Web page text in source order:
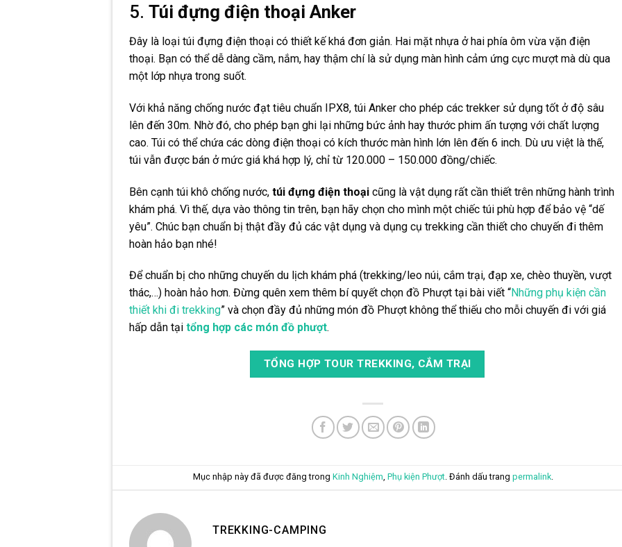
5. Túi đựng điện thoại Anker
Đây là loại túi đựng điện thoại có thiết kế khá đơn giản. Hai mặt nhựa ở hai phía ôm vừa vặn điện
thoại. Bạn có thể dễ dàng cầm, nắm, hay thậm chí là sử dụng màn hình cảm ứng cực mượt mà dù qua
một lớp nhựa trong suốt.
Với khả năng chống nước đạt tiêu chuẩn IPX8, túi Anker cho phép các trekker sử dụng tốt ở độ sâu
lên đến 30m. Nhờ đó, cho phép bạn ghi lại những bức ảnh hay thước phim ấn tượng với chất lượng
cao. Túi có thể chứa các dòng điện thoại có kích thước màn hình lớn lên đến 6 inch. Dù ưu việt là thế,
túi vẫn được bán ở mức giá khá hợp lý, chỉ từ 120.000 – 150.000 đồng/chiếc.
Bên cạnh túi khô chống nước, túi đựng điện thoại cũng là vật dụng rất cần thiết trên những hành trình
khám phá. Vì thế, dựa vào thông tin trên, bạn hãy chọn cho mình một chiếc túi phù hợp để bảo vệ “dế
yêu”. Chúc bạn chuẩn bị thật đầy đủ các vật dụng và dụng cụ trekking cần thiết cho chuyến đi thêm
hoàn hảo bạn nhé!
Để chuẩn bị cho những chuyến du lịch khám phá (trekking/leo núi, cắm trại, đạp xe, chèo thuyền, vượt
thác,…) hoàn hảo hơn. Đừng quên xem thêm bí quyết chọn đồ Phượt tại bài viết “Những phụ kiện cần
thiết khi đi trekking” và chọn đầy đủ những món đồ Phượt không thể thiếu cho mỗi chuyến đi với giá
hấp dẫn tại tổng hợp các món đồ phượt.
TỔNG HỢP TOUR TREKKING, CẮM TRẠI
Mục nhập này đã được đăng trong Kinh Nghiệm, Phụ kiện Phượt. Đánh dấu trang permalink.
TREKKING-CAMPING